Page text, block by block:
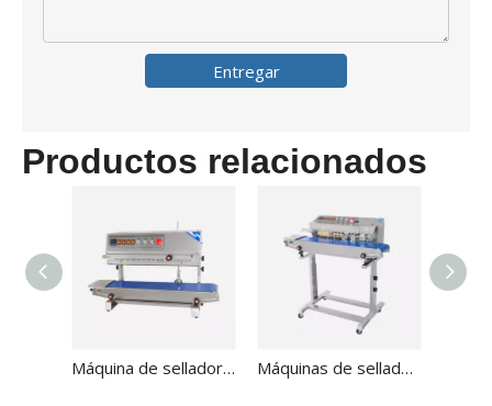
Entregar
Productos relacionados
Máquina de sellador de banda continua vertical de alimentos con video FRM-810II Máquinas de sellado de plástico para empaquetado con codificación de tinta sólida FRM-810III